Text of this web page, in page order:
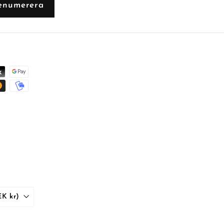
Sverige (SEK kr)